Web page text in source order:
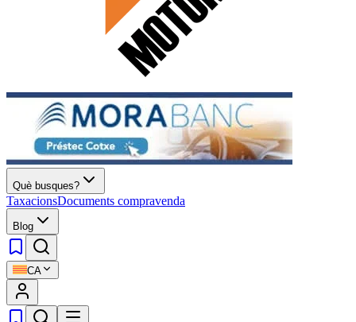
Què busques?
TaxacionsDocuments compravenda
Blog
CA